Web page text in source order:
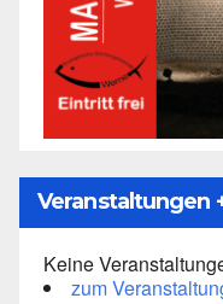
Veranstaltungen
Keine
zum